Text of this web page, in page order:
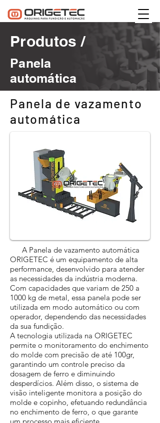
Produtos /
Panela
automática
Panela de vazamento
automática
A Panela de vazamento automática
ORIGETEC é um equipamento de alta
performance, desenvolvido para atender
as necessidades da indústria moderna.
Com capacidades que variam de 250 a
1000 kg de metal, essa panela pode ser
utilizada em modo automático ou com
operador, dependendo das necessidades
da sua fundição.
A tecnologia utilizada na ORIGETEC
permite o monitoramento do enchimento
do molde com precisão de até 100gr,
garantindo um controle preciso da
dosagem de ferro e diminuindo
desperdícios. Além disso, o sistema de
visão inteligente monitora a posição do
molde e copinho, efetuando redundância
no enchimento de ferro, o que garante